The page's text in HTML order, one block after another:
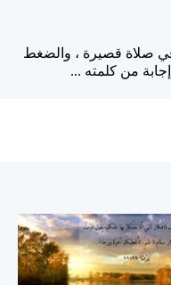
صلاة قصيرة ، والضغط
من كلمته ...